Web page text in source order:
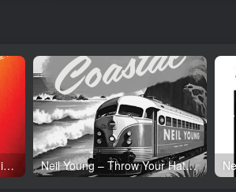
Neil Young – Tonight’s the Night (50th Anniversary)(093624835097)【24bit／192.0kHz】土耳其区 Neil Young – Throw Your Hatred Down (Live) – Single(054391239273)【24bit／96.0kHz】土耳其区